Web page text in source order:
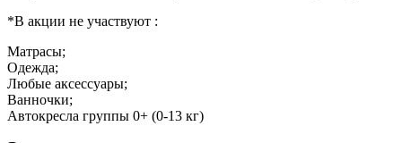
*В акции не участвуют :
Матрасы;
Одежда;
Любые аксессуары;
Ванночки;
Автокресла группы 0+ (0-13 кг)